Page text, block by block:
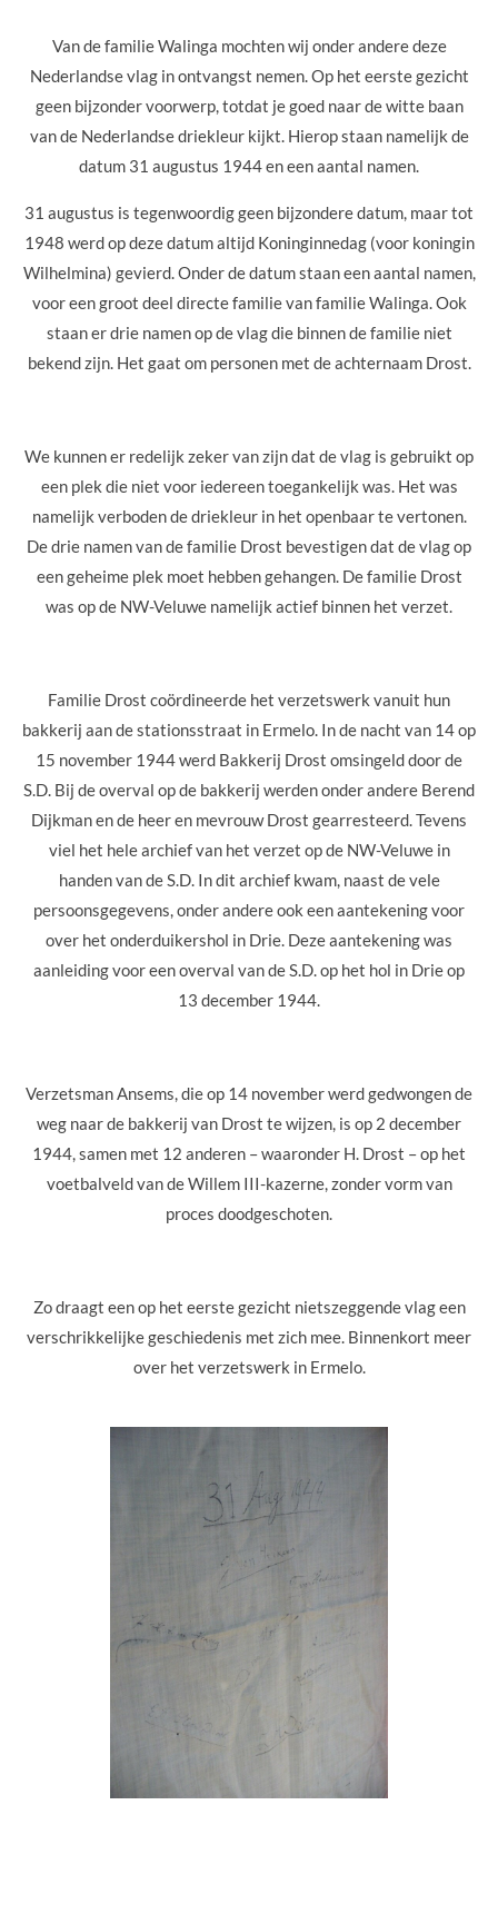
Van de familie Walinga mochten wij onder andere deze
Nederlandse vlag in ontvangst nemen. Op het eerste gezicht
geen bijzonder voorwerp, totdat je goed naar de witte baan
van de Nederlandse driekleur kijkt. Hierop staan namelijk de
datum 31 augustus 1944 en een aantal namen.
31 augustus is tegenwoordig geen bijzondere datum, maar tot
1948 werd op deze datum altijd Koninginnedag (voor koningin
Wilhelmina) gevierd. Onder de datum staan een aantal namen,
voor een groot deel directe familie van familie Walinga. Ook
staan er drie namen op de vlag die binnen de familie niet
bekend zijn. Het gaat om personen met de achternaam Drost.
We kunnen er redelijk zeker van zijn dat de vlag is gebruikt op
een plek die niet voor iedereen toegankelijk was. Het was
namelijk verboden de driekleur in het openbaar te vertonen.
De drie namen van de familie Drost bevestigen dat de vlag op
een geheime plek moet hebben gehangen. De familie Drost
was op de NW-Veluwe namelijk actief binnen het verzet.
Familie Drost coördineerde het verzetswerk vanuit hun
bakkerij aan de stationsstraat in Ermelo. In de nacht van 14 op
15 november 1944 werd Bakkerij Drost omsingeld door de
S.D. Bij de overval op de bakkerij werden onder andere Berend
Dijkman en de heer en mevrouw Drost gearresteerd. Tevens
viel het hele archief van het verzet op de NW-Veluwe in
handen van de S.D. In dit archief kwam, naast de vele
persoonsgegevens, onder andere ook een aantekening voor
over het onderduikershol in Drie. Deze aantekening was
aanleiding voor een overval van de S.D. op het hol in Drie op
13 december 1944.
Verzetsman Ansems, die op 14 november werd gedwongen de
weg naar de bakkerij van Drost te wijzen, is op 2 december
1944, samen met 12 anderen – waaronder H. Drost – op het
voetbalveld van de Willem III-kazerne, zonder vorm van
proces doodgeschoten.
Zo draagt een op het eerste gezicht nietszeggende vlag een
verschrikkelijke geschiedenis met zich mee. Binnenkort meer
over het verzetswerk in Ermelo.